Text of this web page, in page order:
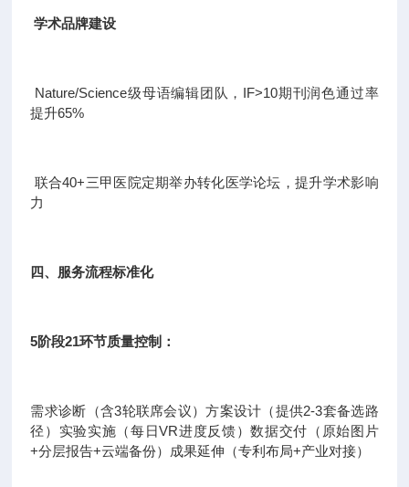
学术品牌建设
Nature/Science级母语编辑团队，IF>10期刊润色通过率
提升65%
联合40+三甲医院定期举办转化医学论坛，提升学术影响
力
四、服务流程标准化
5阶段21环节质量控制：
需求诊断（含3轮联席会议）方案设计（提供2-3套备选路
径）实验实施（每日VR进度反馈）数据交付（原始图片
+分层报告+云端备份）成果延伸（专利布局+产业对接）